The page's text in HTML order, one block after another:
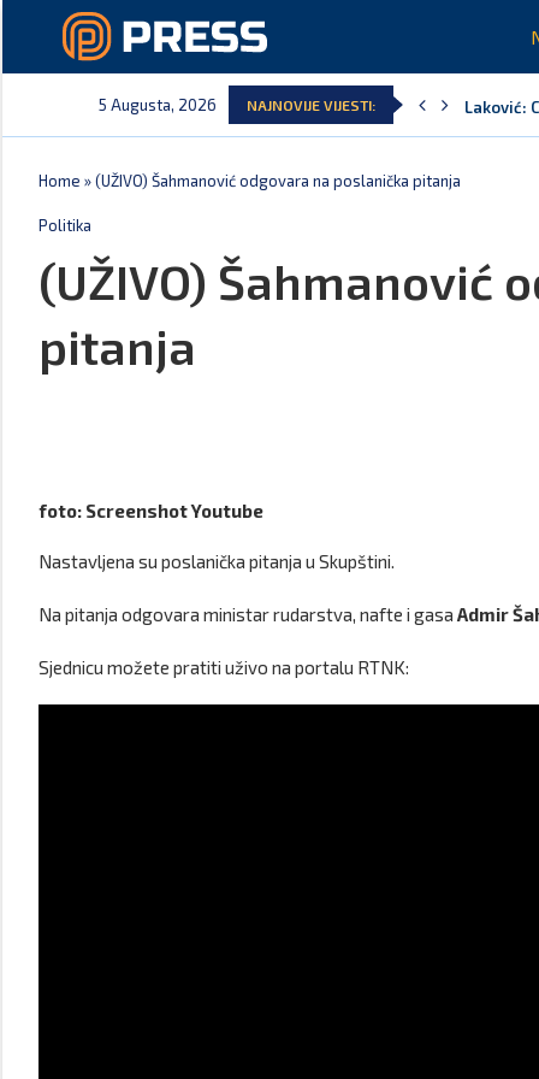
5 Augusta, 2026 NAJNOVIJE VIJESTI:
Laković:
Crna
EPCG:
Spajić:
Home »(UŽIVO) Šahmanović odgovara na poslanička pitanja
Politika
(UŽIVO) Šahmanović
pitanja
foto: Screenshot Youtube
Nastavljena su poslanička pitanja u Skupštini.
Na pitanja odgovara ministar rudarstva, nafte i gasa Admir
Sjednicu možete pratiti uživo na portalu RTNK: